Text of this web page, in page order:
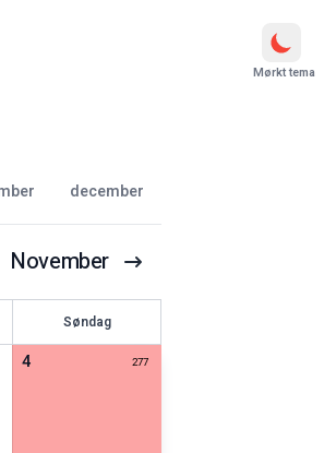
Mørkt tema
december
November
Søndag
4 277